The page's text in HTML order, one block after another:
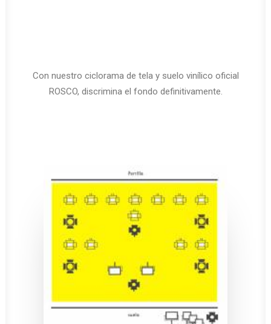
Con nuestro ciclorama de tela y suelo vinílico oficial
ROSCO, discrimina el fondo definitivamente.